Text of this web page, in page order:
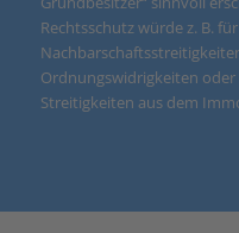
Rechtsschutz würde z. B.
Ordnungswidrigkeiten oder
Streitigkeiten aus dem